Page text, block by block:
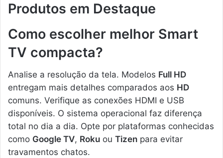
Produtos em Destaque
Como escolher melhor Smart
TV compacta?
Analise a resolução da tela. Modelos Full HD
entregam mais detalhes comparados aos HD
comuns. Verifique as conexões HDMI e USB
disponíveis. O sistema operacional faz diferença
total no dia a dia. Opte por plataformas conhecidas
como Google TV, Roku ou Tizen para evitar
travamentos chatos.